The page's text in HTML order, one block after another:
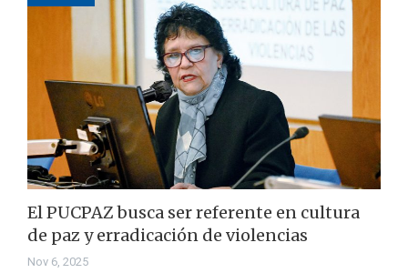
El PUCPAZ busca ser referente en cultura
de paz y erradicación de violencias
Nov 6, 2025